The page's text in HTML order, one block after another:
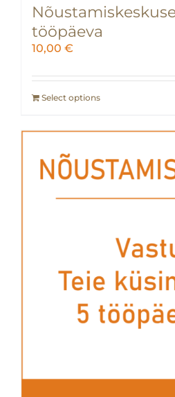
tööpäeva
10,00 €
Select options